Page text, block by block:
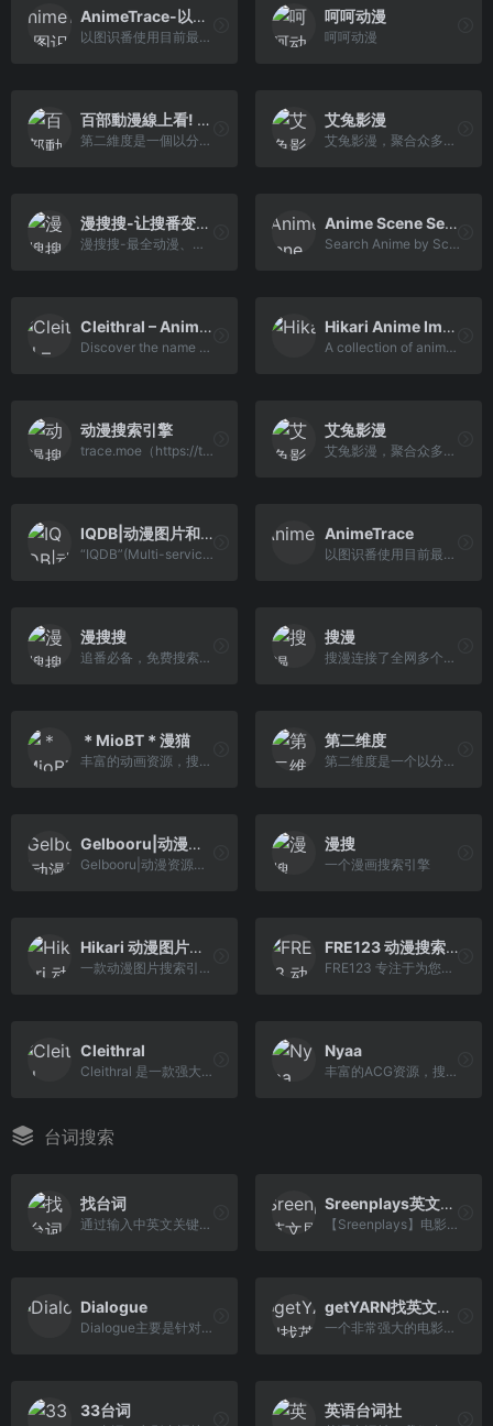
AnimeTrace-以图识番-在线AI识番引擎|日漫识别|动漫查询|动漫基因库
以图识番使用目前最先进的AI算法,致力于将通过图片找番的成本降到最低，速度提升显著。网站提供多种可能性来最大程度的找到正确的番，本功能同样可适用于寻找人物CP。
呵呵动漫
呵呵动漫
百部動漫線上看! 秒播不卡!! – 第二維度
第二維度是一個以分享字幕組作品為主的動漫資源平台，上百部720p/1080p高清動畫，秒播不卡頓！現在申請加入會員後還可使用BTSync挂機同步下載的服務，或者直接點擊Google Drive, OneDrive等雲端網盤鏈接來下載動漫。
艾兔影漫
艾兔影漫，聚合众多站点资源
漫搜搜-让搜番变得更简单~
漫搜搜-最全动漫、番剧高清搜索，想搜就搜想看就看~
Anime Scene Search Engine – trace.moe
Search Anime by ScreenShot. Lookup the exact moment and the episode.
Cleithral – Anime Search by Image, GIF, or Video
Discover the name of any anime from a picture, video, or GIF with our advanced recognition tool. Quickly and accurately identify your favorite anime characters and scenes with ease. Try it now!
Hikari Anime Image Search
A collection of anime image...
动漫搜索引擎
trace.moe（https://trace.moe/）是一款动画搜索引擎，可以用一张截图找到动画及其出处。
艾兔影漫
艾兔影漫，聚合众多站点资源...
IQDB|动漫图片和壁纸搜索引擎
“IQDB”(Multi-service image search)是一个支持多平台站点的动漫、漫画、游戏壁纸搜索引擎，也可以说是以图搜图的网站，支持从文件上传或者输入图片URL地址来搜索，支持忽略颜色，支持的文件类型为jpeg、png、gif。
AnimeTrace
以图识番使用目前最先进的AI算法,致力于将通过图片找番的成本降到最低，速度提升显著。网站提供多种可能性来最大程度的找到正确的番，本功能同样可适 用于寻找人物CP。
漫搜搜
追番必备，免费搜索在线观看
搜漫
搜漫连接了全网多个资源丰富的漫画源，为漫画爱好者提供最新最全的漫画资源搜索服务，带你享受一站式看遍全网漫画的极致体验。
＊MioBT＊漫猫
丰富的动画资源，搜最新动画最佳
第二维度
第二维度是一个以分享字幕组作品为主的动漫资源平台，上百部720p/1080p高清动画，秒播不卡顿！现在申请加入会员后还可使用BTSync挂机同步下载的服务，或者直接点击Google Drive，OneDrive等云端网盘连接来下载动漫。
Gelbooru|动漫资源搜索引擎
Gelbooru|动漫资源搜索引擎
漫搜
一个漫画搜索引擎
Hikari 动漫图片聚合搜索
一款动漫图片搜索引擎聚合网站
FRE123 动漫搜索引擎
FRE123 专注于为您提供各种免费优质资源，包括影视资源、动漫番剧、软件工具等。无论您在寻找哪种资源，我们都将尽力为您提供，为您的学习或工作助力
Cleithral
Cleithral 是一款强大的动漫以图搜图工具，支持图片、视频、GIF等多种场景识别，一键查找动漫名称和来源，搜索结果还支持视频预览。立即体验Cleithral的便捷功能！
Nyaa
丰富的ACG资源，搜音乐资源最佳，为广大ACG爱好者提供最新最全的动漫资源下载！
台词搜索
找台词
通过输入中英文关键字进行影视的台词搜索。
Sreenplays英文剧本下载
【Sreenplays】电影美剧英文剧本免费下载网站，收录了上千个剧本PDF。
Dialogue
Dialogue主要是针对动漫影视内容的台词搜索，用它你可以去搜索小时候喜欢的动漫，除了动漫名称，集数和具体时间也会呈现在网页上，方便进一步查找。
getYARN找英文台词
一个非常强大的电影台词网站，可以在线观看台词影视片段。
33台词 英语台词社